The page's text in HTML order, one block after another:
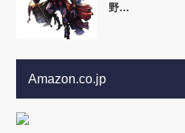
野…
Amazon.co.jp